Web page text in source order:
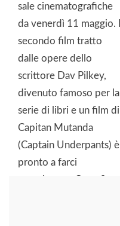
sale cinematografiche
da venerdì 11 maggio. Il
secondo film tratto
dalle opere dello
scrittore Dav Pilkey,
divenuto famoso per la
serie di libri e un film di
Capitan Mutanda
(Captain Underpants) è
pronto a farci